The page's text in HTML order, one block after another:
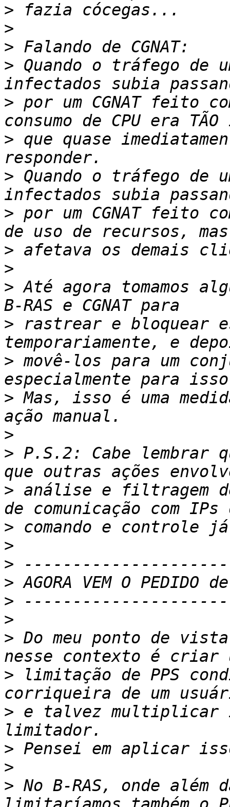
>
>
>
> Quando o tráfego de
> por um CGNAT feito
> que quase
> Quando o tráfego de
> por um CGNAT feito
>
>
> Até agora tomamos
> rastrear e bloquear
> movê-los para um
> Mas, isso é uma
>
> P.S.2: Cabe lembrar
> análise e filtragem
>
>
>
>
>
>
> Do meu ponto de
> limitação de PPS
> e talvez multiplicar
>
>
> No B-RAS, onde